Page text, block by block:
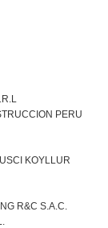
PERU
KOYLLUR
R&C S.A.C.